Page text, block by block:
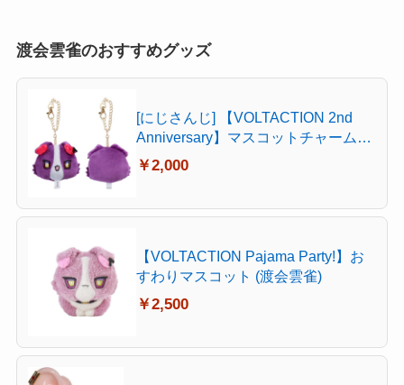
渡会雲雀のおすすめグッズ
[にじさんじ] 【VOLTACTION 2nd
Anniversary】マスコットチャーム
(渡会雲雀)
￥2,000
【VOLTACTION Pajama Party!】お
すわりマスコット (渡会雲雀)
￥2,500